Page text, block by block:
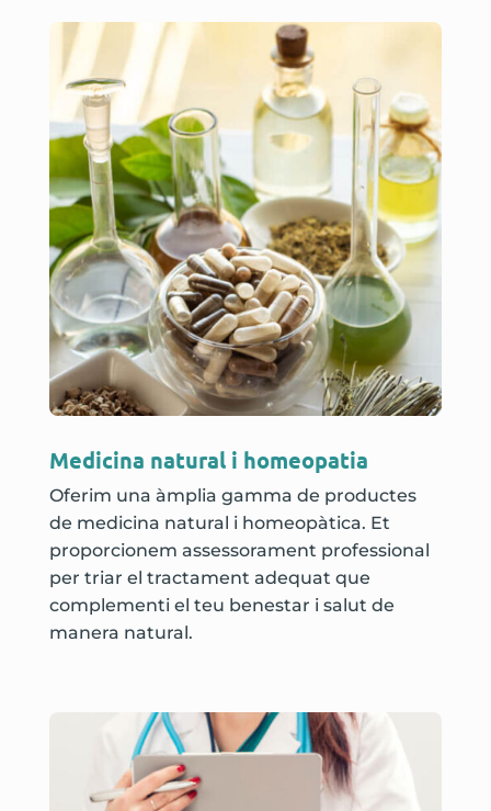
Medicina natural i homeopatia
Oferim una àmplia gamma de productes
de medicina natural i homeopàtica. Et
proporcionem assessorament professional
per triar el tractament adequat que
complementi el teu benestar i salut de
manera natural.